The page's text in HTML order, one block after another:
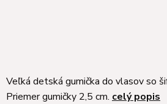
Veľká detská gumička do vlasov so
Priemer gumičky 2,5 cm. celý popis